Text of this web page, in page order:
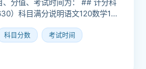
、分值、考试时间为： ## 计分科
）科目满分说明语文120​数学100​
科目分数 考试时间